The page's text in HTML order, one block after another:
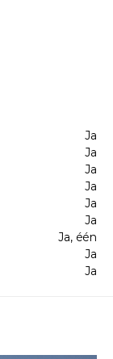
Ja
Ja
Ja
Ja
Ja
Ja
Ja, één
Ja
Ja